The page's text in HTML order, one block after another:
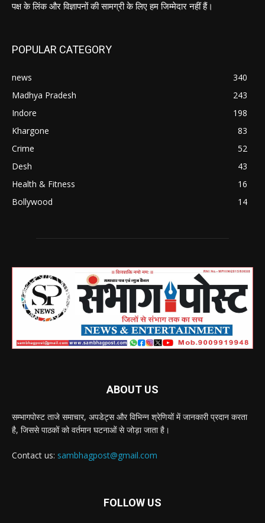
पक्ष के लिंक और विज्ञापनों की सामग्री के लिए हम जिम्मेदार नहीं हैं।
POPULAR CATEGORY
news
340
Madhya Pradesh
243
Indore
198
Khargone
83
Crime
52
Desh
43
Health & Fitness
16
Bollywood
14
ABOUT US
सम्भागपोस्ट ताजे समाचार, अपडेट्स और विभिन्न श्रेणियों में जानकारी प्रदान करता
है, जिससे पाठकों को वर्तमान घटनाओं से जोड़ा जाता है।
Contact us: sambhagpost@gmail.com
FOLLOW US